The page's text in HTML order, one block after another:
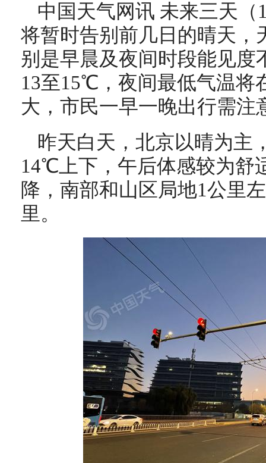
中国天气网讯 未来三天（
将暂时告别前几日的晴天，
别是早晨及夜间时段能见度
13至15℃，夜间最低气温将
大，市民一早一晚出行需注
昨天白天，北京以晴为主
14℃上下，午后体感较为舒
降，南部和山区局地1公里
里。